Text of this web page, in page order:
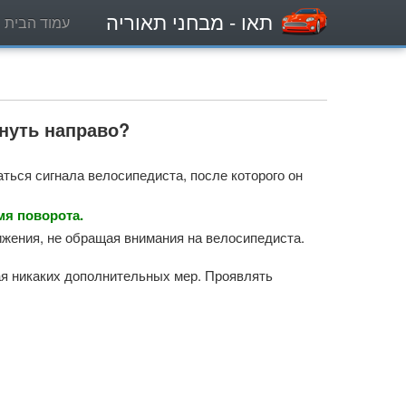
תאו - מבחני תאוריה עמוד הבית
направо?
сигнала велосипедиста, после которого он
поворота.
не обращая внимания на велосипедиста.
никаких дополнительных мер. Проявлять